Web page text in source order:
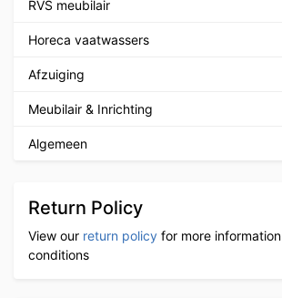
RVS meubilair
Horeca vaatwassers
Afzuiging
Meubilair & Inrichting
Algemeen
Return Policy
View our return policy for more
conditions